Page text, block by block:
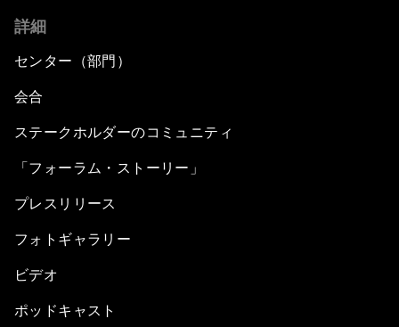
詳細
センター（部門）
会合
ステークホルダーのコミュニティ
「フォーラム・ストーリー」
プレスリリース
フォトギャラリー
ビデオ
ポッドキャスト